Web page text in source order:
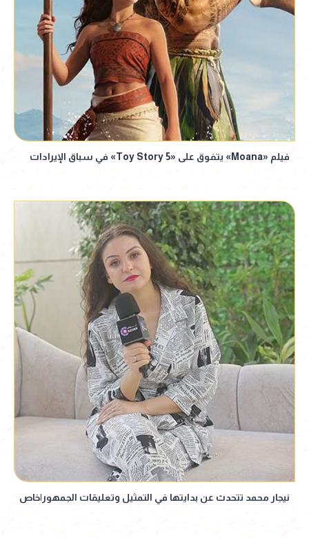
فيلم «Moana» يتفوق على «Toy Story 5» في سباق الإيرادات
نيجار محمد تتحدث عن بدايتها في التمثيل وتعليقات الجمهور|خاص